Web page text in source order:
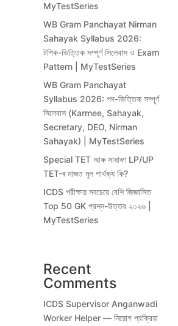
MyTestSeries
WB Gram Panchayat Nirman
Sahayak Syllabus 2026:
টপিক-ভিত্তিক সম্পূর্ণ সিলেবাস ও Exam
Pattern | MyTestSeries
WB Gram Panchayat
Syllabus 2026: পদ-ভিত্তিক সম্পূর্ণ
সিলেবাস (Karmee, Sahayak,
Secretary, DEO, Nirman
Sahayak) | MyTestSeries
Special TET আৰু সাধাৰণ LP/UP
TET-ৰ মাজত মূল পাৰ্থক্য কি?
ICDS পরীক্ষায় সবচেয়ে বেশি জিজ্ঞাসিত
Top 50 GK প্রশ্ন-উত্তর ২০২৬ |
MyTestSeries
Recent
Comments
ICDS Supervisor Anganwadi
Worker Helper — নিয়োগ প্রক্রিয়া